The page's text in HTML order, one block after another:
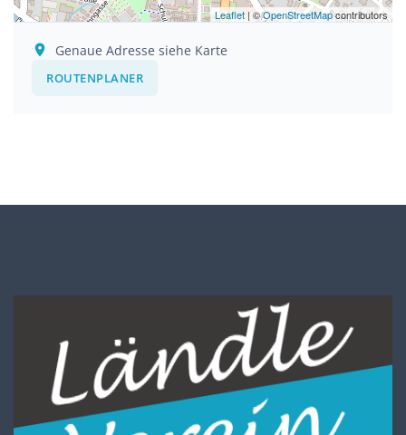
Leaflet | ©OpenStreetMapcontributors
Genaue Adresse siehe Karte
ROUTENPLANER